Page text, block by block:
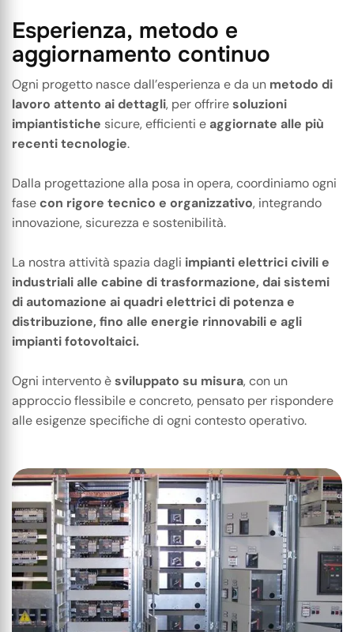
Esperienza, metodo e
aggiornamento continuo
Ogni progetto nasce dall’esperienza e da un metodo di
lavoro attento ai dettagli, per offriresoluzioni
impiantistiche sicure, efficienti e aggiornate alle più
recenti tecnologie.
Dalla progettazione alla posa in opera, coordiniamo ogni
fasecon rigore tecnico e organizzativo, integrando
innovazione, sicurezza e sostenibilità.
La nostra attività spazia dagli impianti elettrici civili e
industriali alle cabine di trasformazione, dai sistemi
di automazione ai quadri elettrici di potenza e
distribuzione, fino alle energie rinnovabili e agli
impianti fotovoltaici.
Ogni intervento èsviluppato su misura, con un
approccio flessibile e concreto, pensato per rispondere
alle esigenze specifiche di ogni contesto operativo.